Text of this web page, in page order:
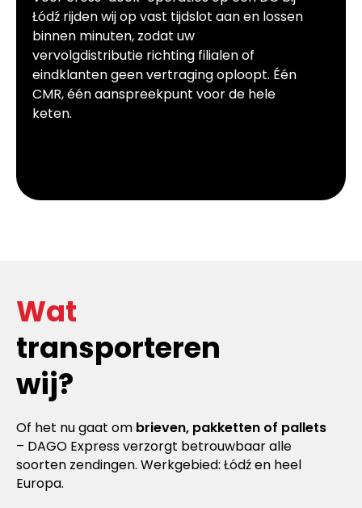
Łódź rijden wij op vast tijdslot aan en lossen
binnen minuten, zodat uw
vervolgdistributie richting filialen of
eindklanten geen vertraging oploopt. Één
CMR, één aanspreekpunt voor de hele
keten.
Wat
transporteren
wij?
Of het nu gaat om brieven, pakketten of pallets
– DAGO Express verzorgt betrouwbaar alle
soorten zendingen. Werkgebied: Łódź en heel
Europa.